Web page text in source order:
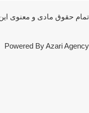
حقوق مادی و معنوی
Powered By Azari